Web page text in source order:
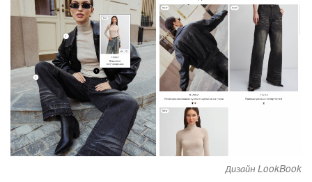
Дизайн LookBook